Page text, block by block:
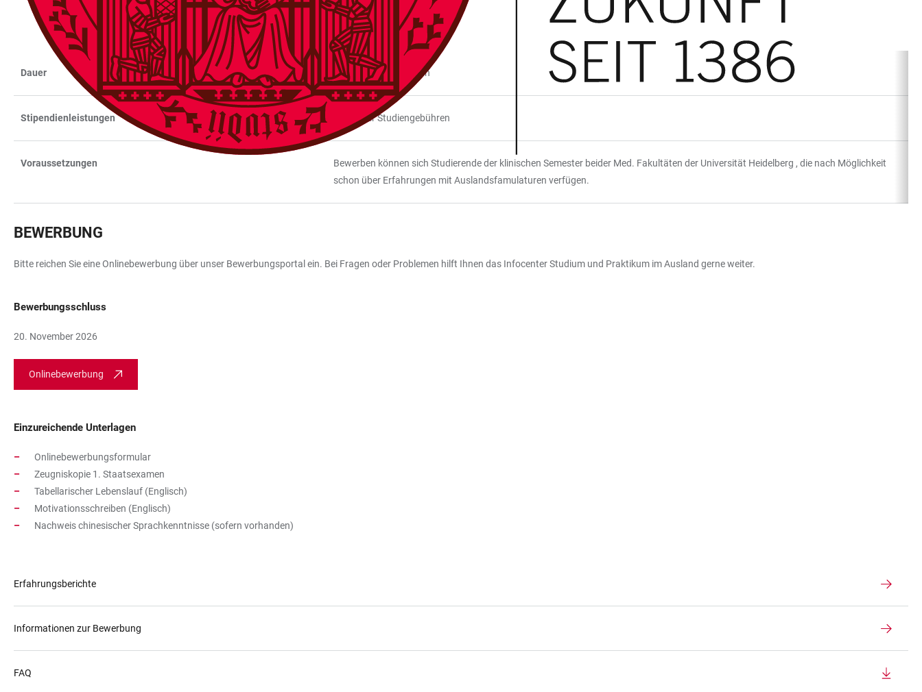
Dauer sechs bis acht Wochen
Stipendienleistungen Erlass der Studiengebühren
Voraussetzungen
Bewerben können sich Studierende der klinischen Semester beider Med. Fakultäten der Universität Heidelberg , die nach Möglichkeit
schon über Erfahrungen mit Auslandsfamulaturen verfügen.
BEWERBUNG
Bitte reichen Sie eine Onlinebewerbung über unser Bewerbungsportal ein. Bei Fragen oder Problemen hilft Ihnen das Infocenter Studium und Praktikum im Ausland gerne weiter.
Bewerbungsschluss
20. November 2026
Onlinebewerbung
Einzureichende Unterlagen
Onlinebewerbungsformular
Zeugniskopie 1. Staatsexamen
Tabellarischer Lebenslauf (Englisch)
Motivationsschreiben​ (Englisch)
Nachweis chinesischer Sprachkenntnisse (sofern vorhanden)
Erfahrungsberichte
Informationen zur Bewerbung
FAQ